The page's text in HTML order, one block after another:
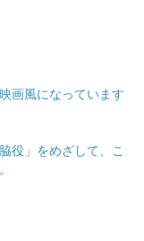
画風になっています
役」をめざして、こ